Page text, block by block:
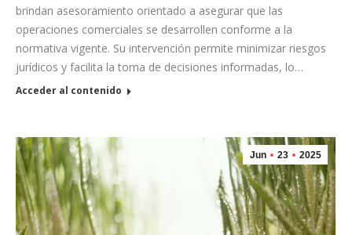
brindan asesoramiento orientado a asegurar que las
operaciones comerciales se desarrollen conforme a la
normativa vigente. Su intervención permite minimizar riesgos
jurídicos y facilita la toma de decisiones informadas, lo…
Acceder al contenido
Jun 23 2025